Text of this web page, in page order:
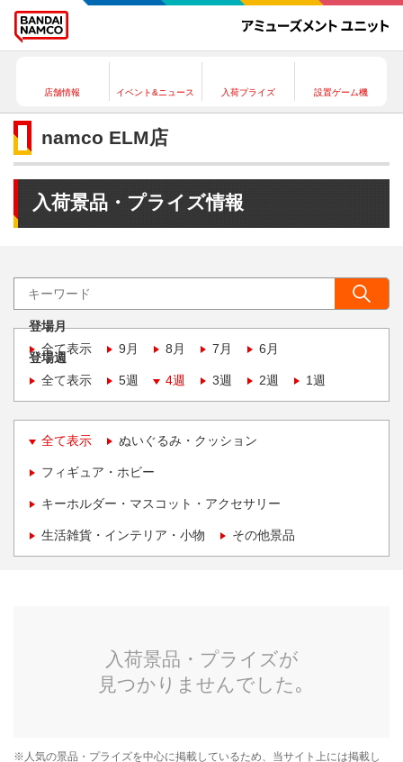
店舗情報 イベント&ニュース 入荷プライズ 設置ゲーム機
namco ELM店
入荷景品・プライズ情報
登場月
全て表示
9月 8月 7月 6月
登場週
全て表示
5週 4週 3週 2週 1週
全て表示 ぬいぐるみ・クッション
フィギュア・ホビー
キーホルダー・マスコット・アクセサリー
生活雑貨・インテリア・小物 その他景品